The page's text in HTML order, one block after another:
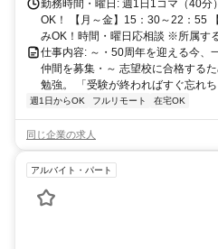
勤務時間・曜日: 週1日1コマ（40分
OK！ 【月～金】15：30～22：55
みOK！時間・曜日応相談 ※所属す
仕事内容: ～・50周年を迎える今、
仲間を募集・～ 志望校に合格する
勉強。 「受験が終わればすぐ忘れ
週1日からOK フルリモート 在宅OK
同じ企業の求人
アルバイト・パート